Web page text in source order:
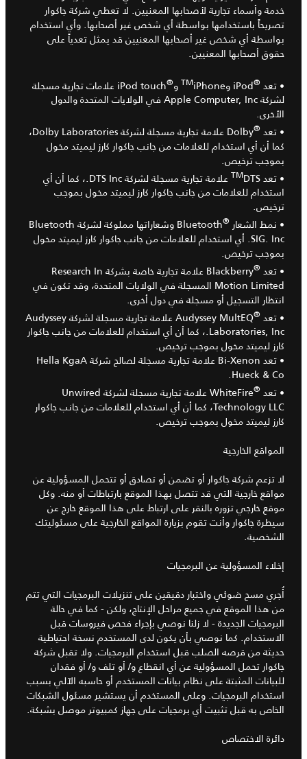
خدمة وأسماء تجارية لأصحابها المعنيين. لا تعطي شركة جاكوار
تصريحاً باستخدامها بواسطة أي شخص غير أصحابها. وأي استخدام
بواسطة أي شخص غير أصحابها المعنيين قد يمثل تعدياً على
حقوق أصحابها المعنيين.
• تعد ®iPod و TMiPhone و ®
iPod touch علامات تجارية مسجلة
لشركة Apple Computer, Inc في الولايات المتحدة والدول
الأخرى.
• تعد ®
Dolby علامة تجارية مسجلة لشركة Dolby Laboratories،
كما أن أي استخدام للعلامات من جانب جاكوار كارز ليميتد مخول
بموجب ترخيص.
• تعد
TM
DTS علامة تجارية مسجلة لشركة DTS Inc.، كما أن أي
استخدام للعلامات من جانب جاكوار كارز ليميتد مخول بموجب
ترخيص.
• نمط الشعار ®
Bluetooth وشعاراتها مملوكة لشركة Bluetooth
SIG. Inc. أي استخدام للعلامات من جانب جاكوار كارز ليميتد مخول
بموجب ترخيص.
• تعد ®
Blackberry علامة تجارية خاصة بشركة Research In
Motion Limited المسجلة في الولايات المتحدة، وقد تكون في
انتظار التسجيل أو مسجلة في دول أخرى.
• تعد ®
Audyssey MultEQ علامة تجارية مسجلة لشركة Audyssey
Laboratories, Inc.، كما أن أي استخدام للعلامات من جانب جاكوار
كارز ليميتد مخول بموجب ترخيص.
• تعد Bi-Xenon علامة تجارية مسجلة لصالح شركة Hella KgaA
Hueck & Co.
• تعد ®
WhiteFire علامة تجارية مسجلة لشركة Unwired
Technology LLC، كما أن أي استخدام للعلامات من جانب جاكوار
كارز ليميتد مخول بموجب ترخيص.
المواقع الخارجية
لا تزعم شركة جاكوار أو تضمن أو تصادق أو تتحمل المسؤولية عن
مواقع خارجية التي قد تتصل بهذا الموقع بارتباطات أو منه. وكل
موقع خارجي تزوره بالنقر على ارتباط على هذا الموقع خارج عن
سيطرة جاكوار وأنت تقوم بزيارة المواقع الخارجية على مسئوليتك
الشخصية.
إخلاء المسؤولية عن البرمجيات
أُجري مسح ضوئي واختبار دقيقين على تنزيلات البرمجيات التي تتم
من هذا الموقع في جميع مراحل الإنتاج، ولكن - كما في حالة
البرمجيات الجديدة - لا زلنا نوصي بإجراء فحص فيروسات قبل
الاستخدام. كما نوصي بأن يكون لدى المستخدم نسخة احتياطية
حديثة من قرصه الصلب قبل استخدام البرمجيات. ولا تقبل شركة
جاكوار تحمل المسؤولية عن أي انقطاع و/ أو تلف و/ أو فقدان
للبيانات المثبتة على نظام بيانات المستخدم أو حاسبه الآلي بسبب
استخدام البرمجيات. وعلى المستخدم أن يستشير مسئول الشبكات
الخاص به قبل تثبيت أي برمجيات على جهاز كمبيوتر موصل بشبكة.
دائرة الاختصاص